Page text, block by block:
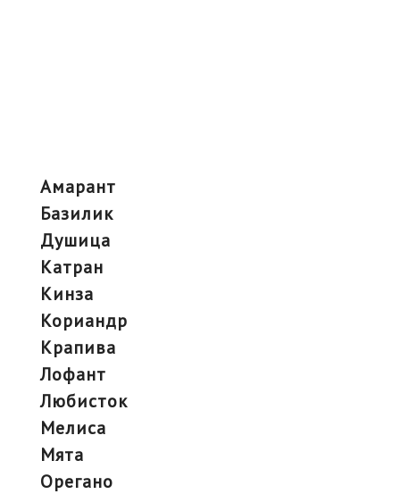
амарант
базилик
душица
катран
кинза
кориандр
крапива
лофант
любисток
мелиса
мята
орегано